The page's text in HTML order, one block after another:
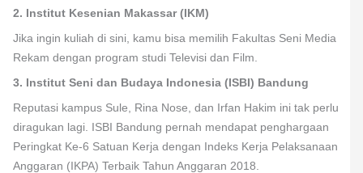
2. Institut Kesenian Makassar (IKM)
Jika ingin kuliah di sini, kamu bisa memilih Fakultas Seni Media
Rekam dengan program studi Televisi dan Film.
3. Institut Seni dan Budaya Indonesia (ISBI) Bandung
Reputasi kampus Sule, Rina Nose, dan Irfan Hakim ini tak perlu
diragukan lagi. ISBI Bandung pernah mendapat penghargaan
Peringkat Ke-6 Satuan Kerja dengan Indeks Kerja Pelaksanaan
Anggaran (IKPA) Terbaik Tahun Anggaran 2018.